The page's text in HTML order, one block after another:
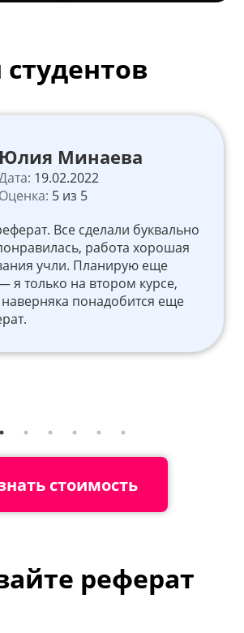
Юлия Минаева
19.02.2022
Оценка: 5 из 5
Все сделали буквально
работа хорошая
учли. Планирую еще
я только на втором курсе,
понадобится еще
стоимость
реферат